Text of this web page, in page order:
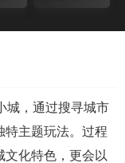
城，通过搜寻城市
特主题玩法。过程
文化特色，更会以